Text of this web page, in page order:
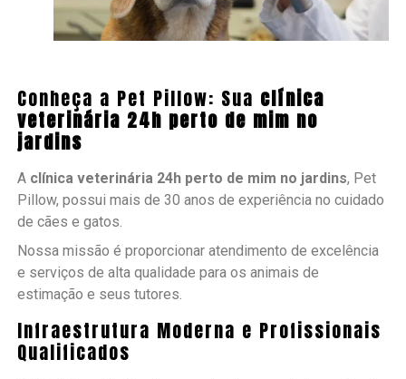
Conheça a Pet Pillow: Sua clínica
veterinária 24h perto de mim no
jardins
A clínica veterinária 24h perto de mim no jardins, Pet
Pillow, possui mais de 30 anos de experiência no cuidado
de cães e gatos.
Nossa missão é proporcionar atendimento de excelência
e serviços de alta qualidade para os animais de
estimação e seus tutores.
Infraestrutura Moderna e Profissionais
Qualificados